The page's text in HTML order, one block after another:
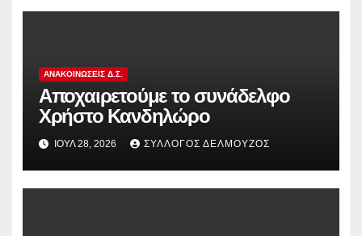
ΑΝΑΚΟΙΝΏΣΕΙΣ Δ.Σ.
Αποχαιρετούμε το συνάδελφο
Χρήστο Κανδηλώρο
ΙΟΎΛ 28, 2026 ΣΎΛΛΟΓΟΣ ΔΕΛΜΟΎΖΟΣ